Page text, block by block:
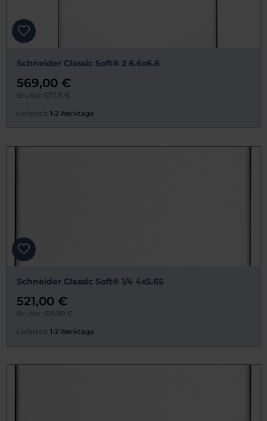
Schneider Classic Soft® 2 6.6x6.6
569,00 €
Brutto: 677,11 €
Lieferzeit: 1-2 Werktage
Schneider Classic Soft® 1/4 4x5.65
521,00 €
Brutto: 619,99 €
Lieferzeit: 1-2 Werktage